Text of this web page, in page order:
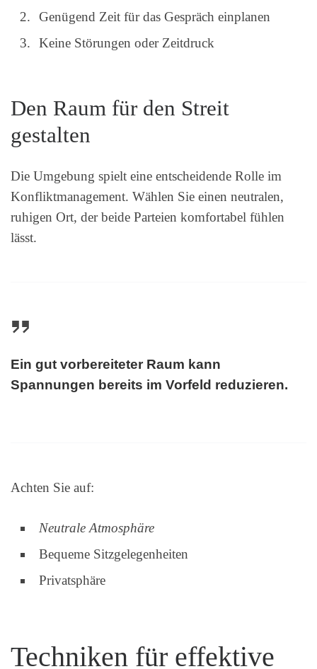
Genügend Zeit für das Gespräch einplanen
Keine Störungen oder Zeitdruck
Den Raum für den Streit
gestalten
Die Umgebung spielt eine entscheidende Rolle im
Konfliktmanagement. Wählen Sie einen neutralen,
ruhigen Ort, der beide Parteien komfortabel fühlen
lässt.
Ein gut vorbereiteter Raum kann
Spannungen bereits im Vorfeld reduzieren.
Achten Sie auf:
Neutrale Atmosphäre
Bequeme Sitzgelegenheiten
Privatsphäre
Techniken für effektive